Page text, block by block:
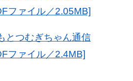
ファイル／2.05MB]
とつむぎちゃん通信
ファイル／2.4MB]